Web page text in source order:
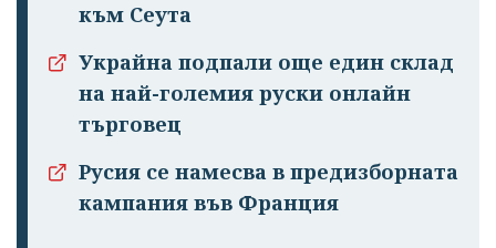
към Сеута
Украйна подпали още един склад
на най-големия руски онлайн
търговец
Русия се намесва в предизборната
кампания във Франция